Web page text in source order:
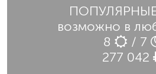
возможно в
8
/ 7
277 042